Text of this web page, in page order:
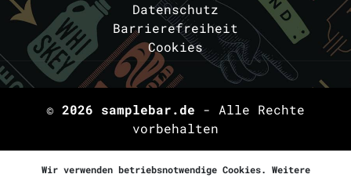
Datenschutz
Barrierefreiheit
Cookies
© 2026 samplebar.de - Alle Rechte
vorbehalten
Wir verwenden betriebsnotwendige Cookies. Weitere